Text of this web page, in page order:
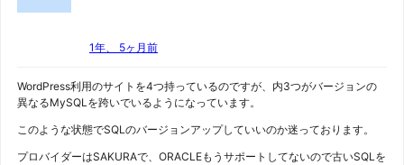
1年、 5ヶ月前
WordPress利用のサイトを4つ持っているのですが、内3つがバージョンの
異なるMySQLを跨いでいるようになっています。
このような状態でSQLのバージョンアップしていいのか迷っております。
プロバイダーはSAKURAで、ORACLEもうサポートしてないので古いSQLを